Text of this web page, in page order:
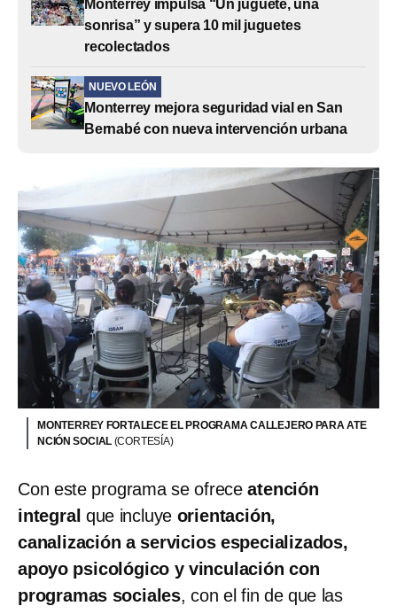
Monterrey impulsa “Un juguete, una
sonrisa” y supera 10 mil juguetes
recolectados
NUEVO LEÓN
Monterrey mejora seguridad vial en San
Bernabé con nueva intervención urbana
MONTERREY FORTALECE EL PROGRAMA CALLEJERO PARA ATE
NCIÓN SOCIAL (CORTESÍA)
Con este programa se ofreceatención
integral que incluye orientación,
canalización a servicios especializados,
apoyo psicológico y vinculación con
programas sociales, con el fin de que las